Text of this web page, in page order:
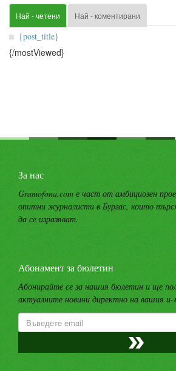
Най - четени Най - коментирани
{post_title}
{/mostViewed}
За нас
Gramofona.com е част от амбициозен
опитни журналисти в Бургас, които
да се изразяват.
Абонамент за бюлетин
Абонирайте се за нашия бюлетин и ще
актуалните новини директно на вашия и-